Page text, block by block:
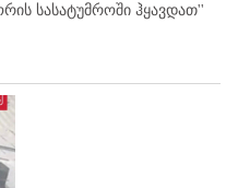
სასატუმროში ჰყავდათ''